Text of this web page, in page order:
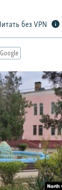
без VPN